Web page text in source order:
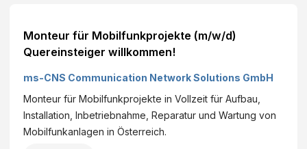
Monteur für Mobilfunkprojekte (m/w/d)
Quereinsteiger willkommen!
ms-CNS Communication Network Solutions GmbH
Monteur für Mobilfunkprojekte in Vollzeit für Aufbau,
Installation, Inbetriebnahme, Reparatur und Wartung von
Mobilfunkanlagen in Österreich.